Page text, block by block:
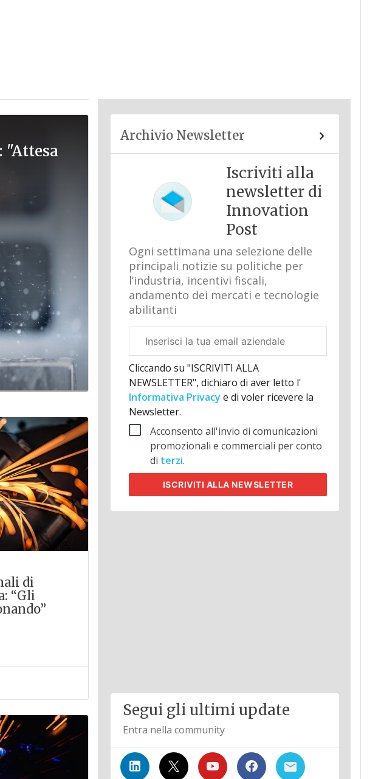
"Attesa
di
“Gli
Archivio Newsletter
Iscriviti alla
newsletter di
Innovation
Post
Ogni settimana una selezione delle
principali notizie su politiche per
l’industria, incentivi fiscali,
andamento dei mercati e tecnologie
abilitanti
aziendale
Cliccando su "ISCRIVITI ALLA
NEWSLETTER", dichiaro di aver letto l'
Informativa Privacy e di voler ricevere la
Newsletter.
Acconsento all'invio di comunicazioni
promozionali e commerciali per conto
di terzi.
ISCRIVITI ALLA NEWSLETTER
Segui gli ultimi update
Entra nella community